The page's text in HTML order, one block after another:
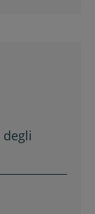
degli